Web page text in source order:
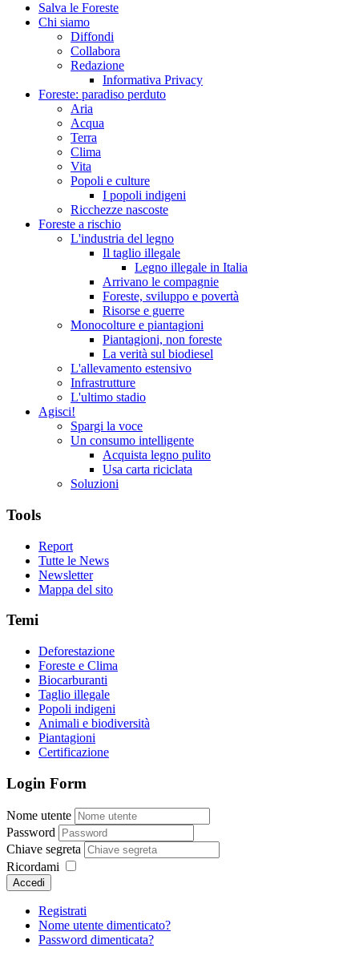
Salva le Foreste
Chi siamo
Diffondi
Collabora
Redazione
Informativa Privacy
Foreste: paradiso perduto
Aria
Acqua
Terra
Clima
Vita
Popoli e culture
I popoli indigeni
Ricchezze nascoste
Foreste a rischio
L'industria del legno
Il taglio illegale
Legno illegale in Italia
Arrivano le compagnie
Foreste, sviluppo e povertà
Risorse e guerre
Monocolture e piantagioni
Piantagioni, non foreste
La verità sul biodiesel
L'allevamento estensivo
Infrastrutture
L'ultimo stadio
Agisci!
Spargi la voce
Un consumo intelligente
Acquista legno pulito
Usa carta riciclata
Soluzioni
Tools
Report
Tutte le News
Newsletter
Mappa del sito
Temi
Deforestazione
Foreste e Clima
Biocarburanti
Taglio illegale
Popoli indigeni
Animali e biodiversità
Piantagioni
Certificazione
Login Form
Nome utente
Password
Chiave segreta
Ricordami
Accedi
Registrati
Nome utente dimenticato?
Password dimenticata?